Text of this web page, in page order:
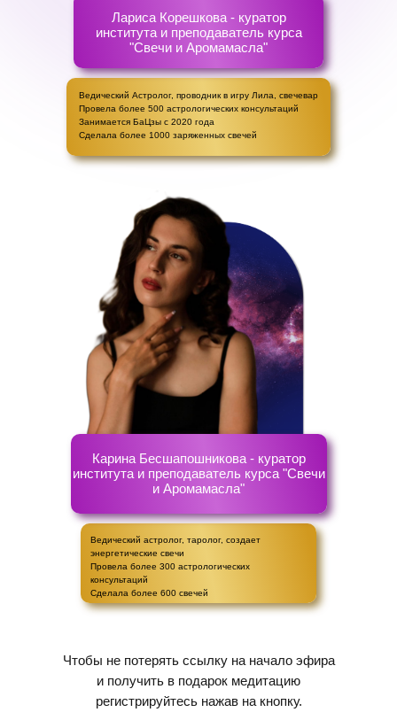
Ведический Астролог, проводник в игру Лила, свечевар
Провела более 500 астрологических консультаций
Занимается БаЦзы с 2020 года
Сделала более 1000 заряженных свечей
Ведический астролог, таролог, создает
энергетические свечи
Провела более 300 астрологических
консультаций
Сделала более 600 свечей
Лариса Корешкова - куратор
института и преподаватель курса
"Свечи и Аромамасла"
Карина Бесшапошникова - куратор
института и преподаватель курса "Свечи
и Аромамасла"
Чтобы не потерять ссылку на начало эфира
и получить в подарок медитацию
регистрируйтесь нажав на кнопку.